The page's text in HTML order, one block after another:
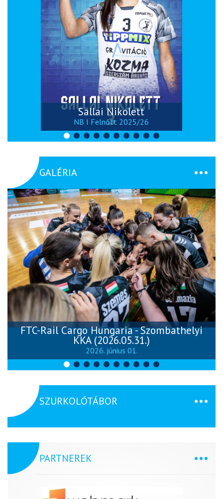
Sallai Nikolett
NB I Felnőtt 2025/26
GALÉRIA
FTC-Rail Cargo Hungaria - Szombathelyi
KKA (2026.05.31.)
2026. június 01.
SZURKOLÓTÁBOR
PARTNEREK